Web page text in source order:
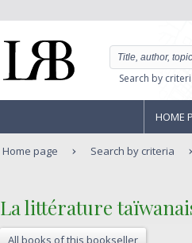
Search by
HOME
Home page Search by criteria
‎La littérature
All books of this bookseller